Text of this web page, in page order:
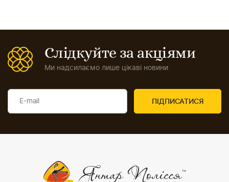
Слідкуйте за акціями
Ми надсилаємо лише цікаві новини